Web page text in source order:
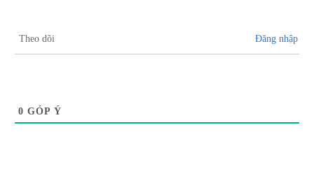
Theo dõi Đăng nhập
0 GÓP Ý